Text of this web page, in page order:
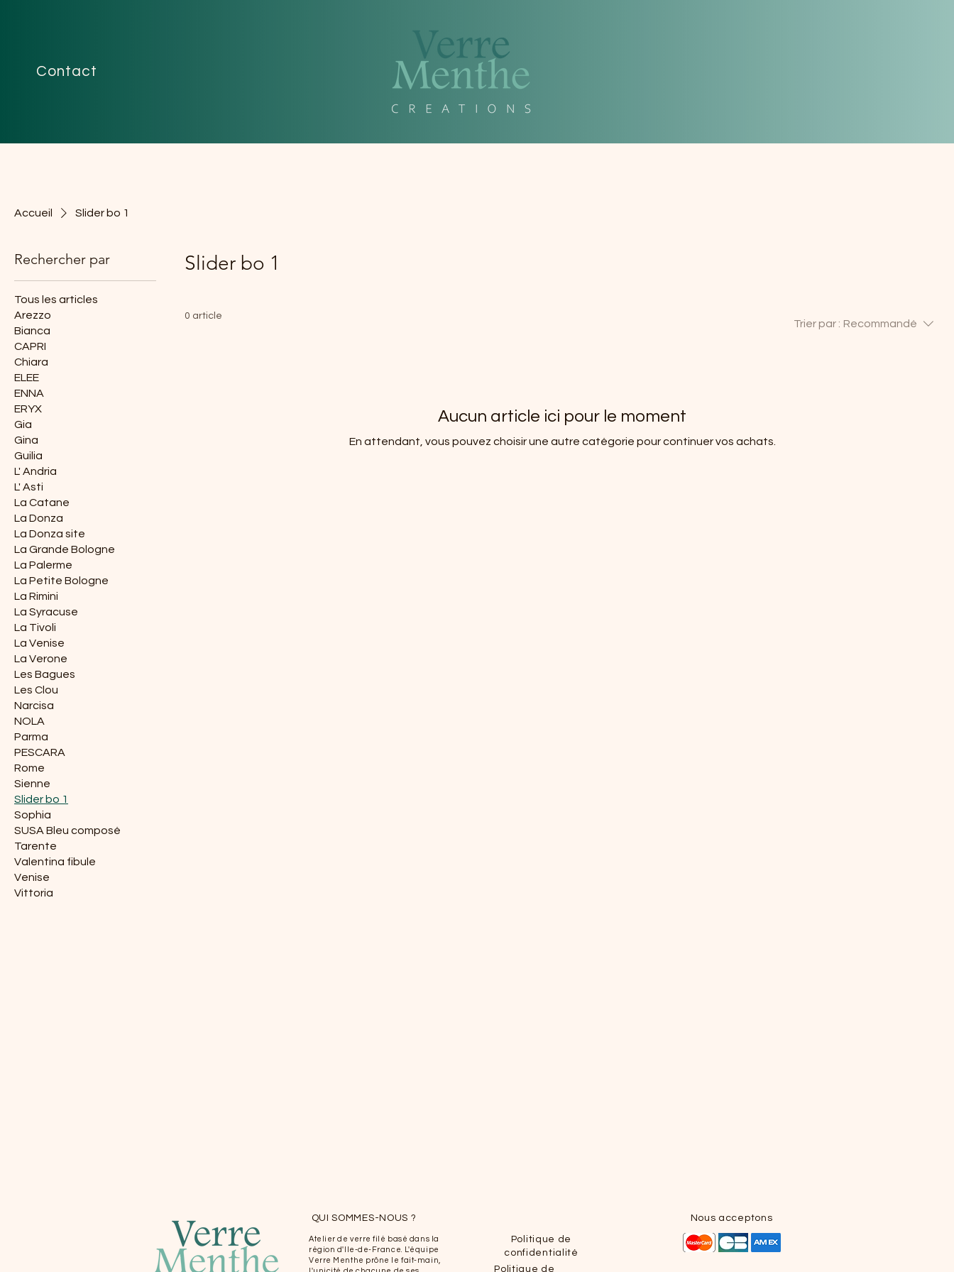
Contact
Accueil Slider bo 1
Rechercher par
Tous les articles
Arezzo
Bianca
CAPRI
Chiara
ELEE
ENNA
ERYX
Gia
Gina
Guilia
L' Andria
L' Asti
La Catane
La Donza
La Donza site
La Grande Bologne
La Palerme
La Petite Bologne
La Rimini
La Syracuse
La Tivoli
La Venise
La Verone
Les Bagues
Les Clou
Narcisa
NOLA
Parma
PESCARA
Rome
Sienne
Slider bo 1
Sophia
SUSA Bleu composé
Tarente
Valentina fibule
Venise
Vittoria
Slider bo 1
0 article
Trier par : Recommandé
Aucun article ici pour le moment
En attendant, vous pouvez choisir une autre catégorie pour continuer vos achats.
QUI SOMMES-NOUS ?
Atelier de verre filé basé dans la
région d'Ile-de-France. L'équipe
Verre Menthe prône le fait-main,
Politique de
confidentialité
Politique de
Nous acceptons